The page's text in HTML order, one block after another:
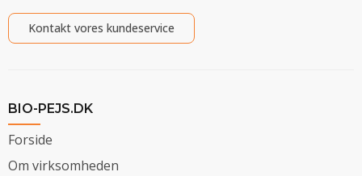
Kontakt vores kundeservice
BIO-PEJS.DK
Forside
Om virksomheden